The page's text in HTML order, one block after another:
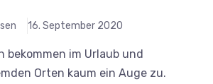
16. September 2020
bekommen im Urlaub und
Orten kaum ein Auge zu.